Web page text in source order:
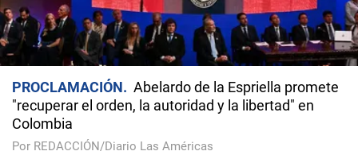
PROCLAMACIÓN
Abelardo de la Espriella promete
"recuperar el orden, la autoridad y la libertad" en
Colombia
Por REDACCIÓN/Diario Las Américas